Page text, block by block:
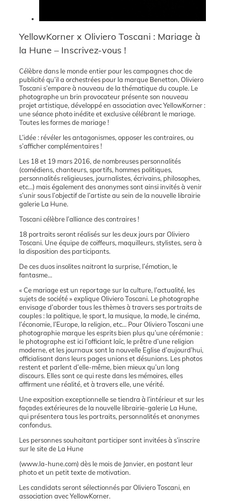
YellowKorner x Oliviero Toscani : Mariage à
la Hune – Inscrivez-vous !
Célèbre dans le monde entier pour les campagnes choc de
publicité qu’il a orchestrées pour la marque Benetton, Oliviero
Toscani s’empare à nouveau de la thématique du couple. Le
photographe un brin provocateur présente son nouveau
projet artistique, développé en association avec YellowKorner :
une séance photo inédite et exclusive célébrant le mariage.
Toutes les formes de mariage !
L’idée : révéler les antagonismes, opposer les contraires, ou
s’afficher complémentaires !
Les 18 et 19 mars 2016, de nombreuses personnalités
(comédiens, chanteurs, sportifs, hommes politiques,
personnalités religieuses, journalistes, écrivains, philosophes,
etc…) mais également des anonymes sont ainsi invités à venir
s’unir sous l’objectif de l’artiste au sein de la nouvelle librairie
galerie La Hune.
Toscani célèbre l’alliance des contraires !
18 portraits seront réalisés sur les deux jours par Oliviero
Toscani. Une équipe de coiffeurs, maquilleurs, stylistes, sera à
la disposition des participants.
De ces duos insolites naitront la surprise, l’émotion, le
fantasme…
« Ce mariage est un reportage sur la culture, l’actualité, les
sujets de société » explique Oliviero Toscani. Le photographe
envisage d’aborder tous les thèmes à travers ses portraits de
couples : la politique, le sport, la musique, la mode, le cinéma,
l’économie, l’Europe, la religion, etc… Pour Oliviero Toscani une
photographie marque les esprits bien plus qu’une cérémonie :
le photographe est ici l’officiant laïc, le prêtre d’une religion
moderne, et les journaux sont la nouvelle Eglise d’aujourd’hui,
officialisant dans leurs pages unions et désunions. Les photos
restent et parlent d’elle-même, bien mieux qu’un long
discours. Elles sont ce qui reste dans les mémoires, elles
affirment une réalité, et à travers elle, une vérité.
Une exposition exceptionnelle se tiendra à l’intérieur et sur les
façades extérieures de la nouvelle librairie-galerie La Hune,
qui présentera tous les portraits, personnalités et anonymes
confondus.
Les personnes souhaitant participer sont invitées à s’inscrire
sur le site de La Hune
(www.la-hune.com) dès le mois de Janvier, en postant leur
photo et un petit texte de motivation.
Les candidats seront sélectionnés par Oliviero Toscani, en
association avec YellowKorner.